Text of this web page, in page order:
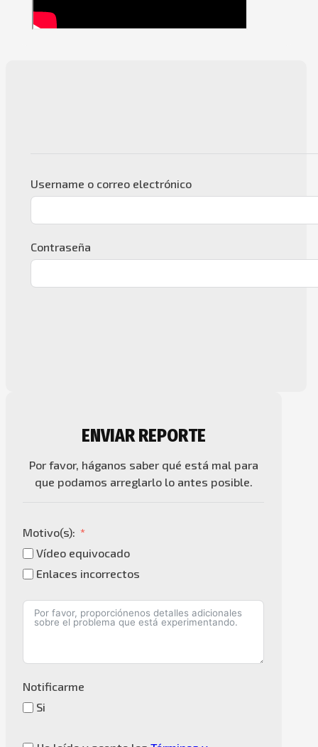
Username o correo electrónico
Contraseña
ENVIAR REPORTE
Por favor, háganos saber qué está mal para
que podamos arreglarlo lo antes posible.
Motivo(s):
Vídeo equivocado
Enlaces incorrectos
Notificarme
Si